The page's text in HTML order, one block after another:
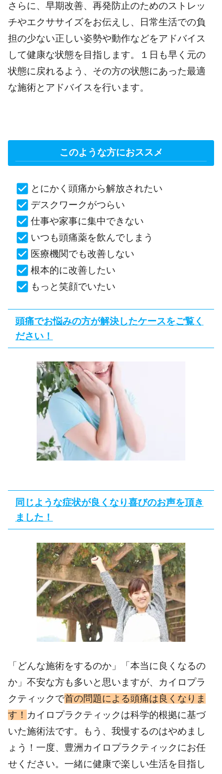
さらに、早期改善、再発防止のためのストレッ
チやエクササイズをお伝えし、日常生活での負
担の少ない正しい姿勢や動作などをアドバイス
して健康な状態を目指します。１日も早く元の
状態に戻れるよう、その方の状態にあった最適
な施術とアドバイスを行います。
このような方におススメ
とにかく頭痛から解放されたい
デスクワークがつらい
仕事や家事に集中できない
いつも頭痛薬を飲んでしまう
医療機関でも改善しない
根本的に改善したい
もっと笑顔でいたい
頭痛でお悩みの方が解決したケースをご覧く
ださい！
同じような症状が良くなり喜びのお声を頂き
ました！
「どんな施術をするのか」「本当に良くなるの
か」不安な方も多いと思いますが、カイロプラ
クティックで首の問題による頭痛は良くなりま
す！ カイロプラクティックは科学的根拠に基づ
いた施術法です。もう、我慢するのはやめまし
ょう！一度、豊洲カイロプラクティックにお任
せください。一緒に健康で楽しい生活を目指し